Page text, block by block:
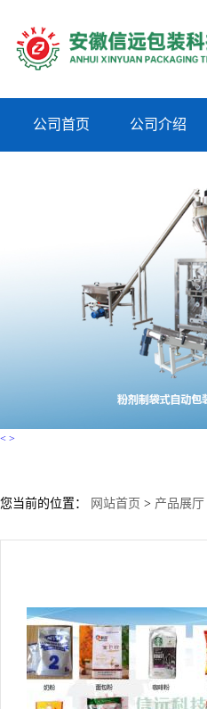
公司首页 公司介绍
< >
您当前的位置： 网站首页 > 产品展厅